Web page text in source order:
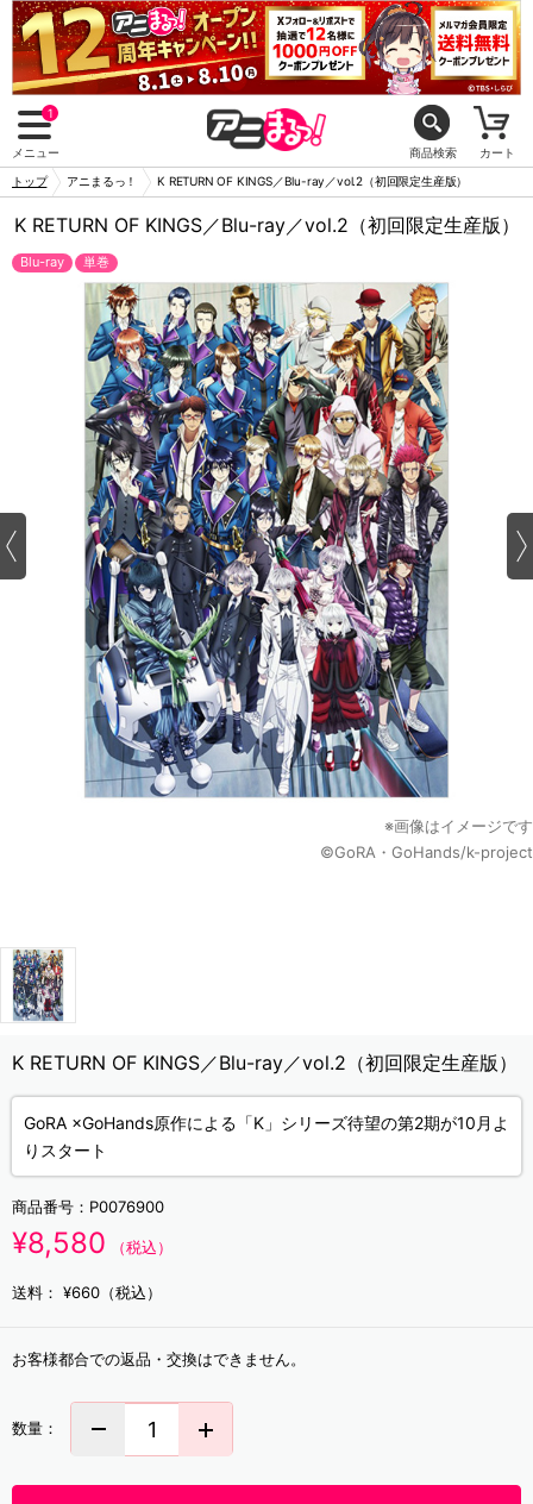
1
メニュー 商品検索 カート
トップ アニまるっ！ K RETURN OF KINGS／Blu-ray／vol.2（初回限定生産版）
K RETURN OF KINGS／Blu-ray／vol.2（初回限定生産版）
Blu-ray 単巻
※画像はイメージです
©GoRA・GoHands/k-project
K RETURN OF KINGS／Blu-ray／vol.2（初回限定生産版）
GoRA ×GoHands原作による「K」シリーズ待望の第2期が10月よ
りスタート
商品番号： P0076900
¥8,580 （税込）
送料： ¥660（税込）
お客様都合での返品・交換はできません。
数量：